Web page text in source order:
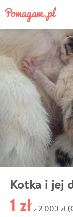
Kotka i jej
1 zł z 2 000 zł